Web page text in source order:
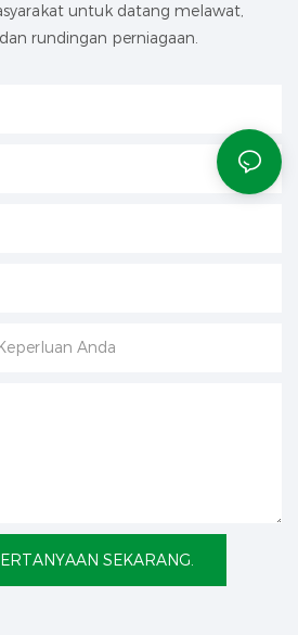
untuk datang melawat,
rundingan perniagaan.
Anda
SEKARANG.